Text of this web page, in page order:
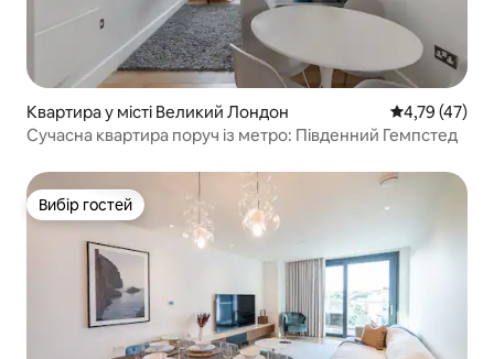
Квартира у місті Великий Лондон Середня
4,79 (47)
Сучасна квартира поруч із метро: Південний Гемпстед
Вибір гостей
Вибір гостей